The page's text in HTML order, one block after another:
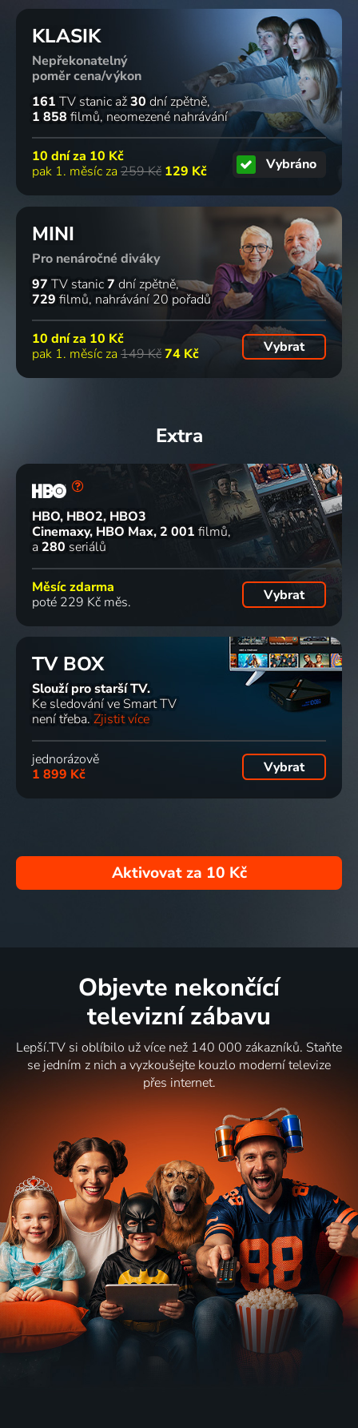
KLASIK
Nepřekonatelný
poměr cena/výkon
161 TV stanic až30 dní zpětně
1 858 filmů neomezené nahrávání
10 dní za 10 Kč
pak 1. měsíc za 259 Kč 129 Kč Vybráno
MINI
Pro nenáročné diváky
97 TV stanic7 dní zpětně
729 filmů nahrávání 20 pořadů
10 dní za 10 Kč
pak 1. měsíc za 149 Kč74 Kč Vybrat
Extra
HBO, HBO2, HBO3
Cinemaxy, HBO Max 2 001 filmů
a 280 seriálů
Měsíc zdarma
poté 229 Kč měs.
Vybrat
TV BOX
Slouží pro starší TV.
Ke sledování ve Smart TV
není třeba. Zjistit více
jednorázově
1 899 Kč
Vybrat
Aktivovat za 10 Kč
Objevte nekončící
televizní zábavu
Lepší.TV si oblíbilo už více než 140 000 zákazníků. Staňte
se jedním z nich a vyzkoušejte kouzlo moderní televize
přes internet.